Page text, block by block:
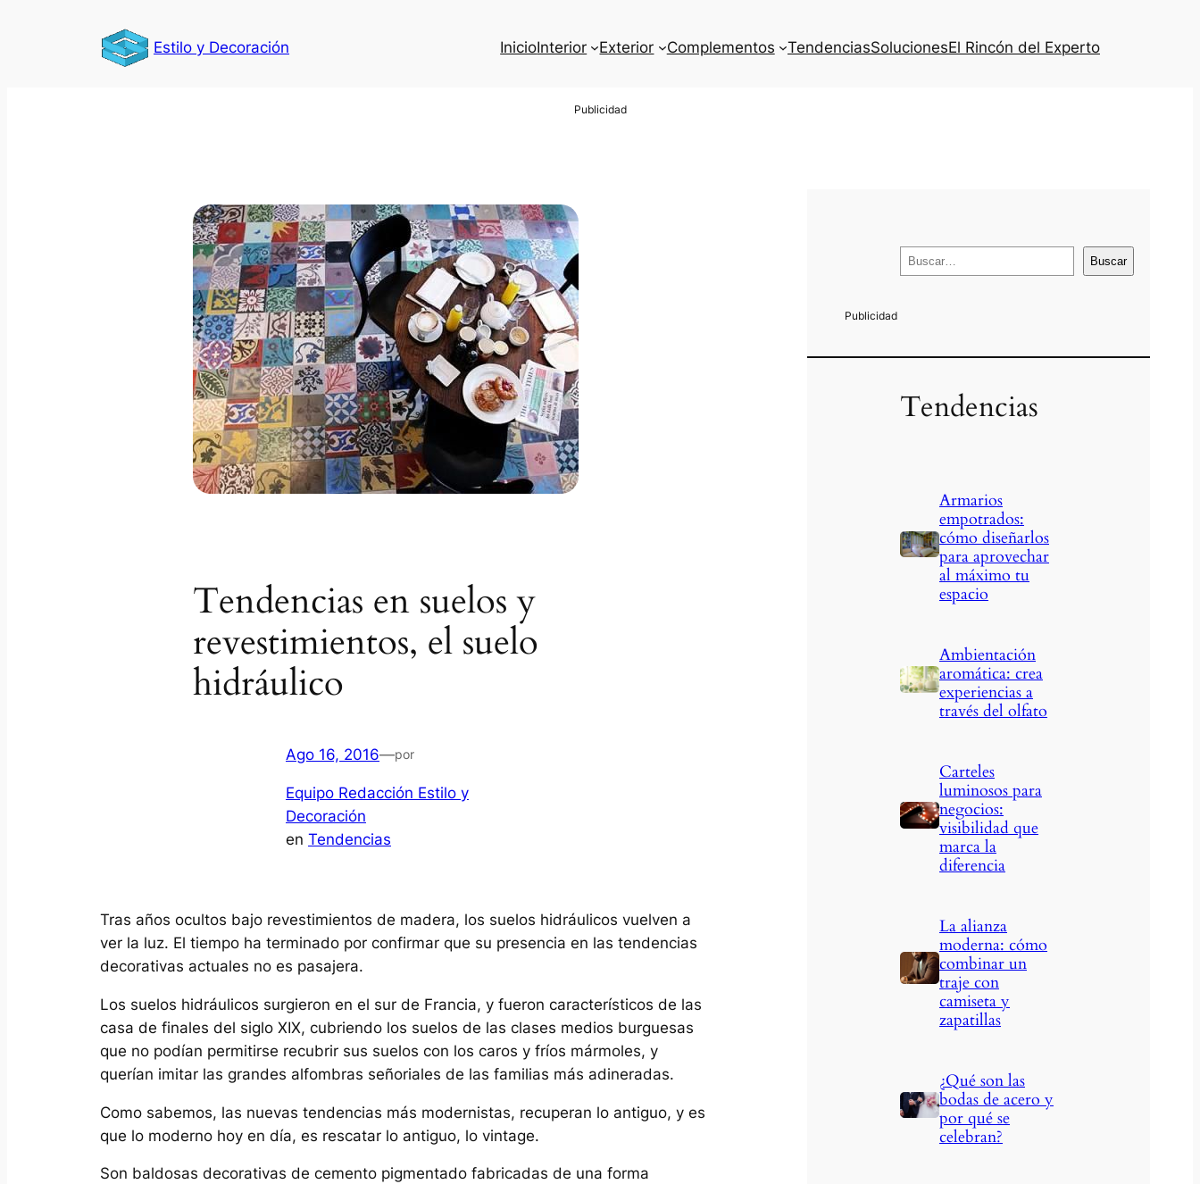
Estilo y Decoración InicioInterior Exterior Complementos TendenciasSolucionesEl Rincón del Experto
Tendencias en suelos y
revestimientos, el suelo
hidráulico
Ago 16, 2016—por
Equipo Redacción Estilo y
Decoración
en Tendencias
Tras años ocultos bajo revestimientos de madera, los suelos hidráulicos vuelven a
ver la luz. El tiempo ha terminado por confirmar que su presencia en las tendencias
decorativas actuales no es pasajera.
Los suelos hidráulicos surgieron en el sur de Francia, y fueron característicos de las
casa de finales del siglo XIX, cubriendo los suelos de las clases medios burguesas
que no podían permitirse recubrir sus suelos con los caros y fríos mármoles, y
querían imitar las grandes alfombras señoriales de las familias más adineradas.
Como sabemos, las nuevas tendencias más modernistas, recuperan lo antiguo, y es
que lo moderno hoy en día, es rescatar lo antiguo, lo vintage.
Son baldosas decorativas de cemento pigmentado fabricadas de una forma
u
Buscar
Tendencias
Armarios
empotrados:
cómo diseñarlos
para aprovechar
al máximo tu
espacio
Ambientación
aromática: crea
experiencias a
través del olfato
Carteles
luminosos para
negocios:
visibilidad que
marca la
diferencia
La alianza
moderna: cómo
combinar un
traje con
camiseta y
zapatillas
¿Qué son las
bodas de acero y
por qué se
celebran?